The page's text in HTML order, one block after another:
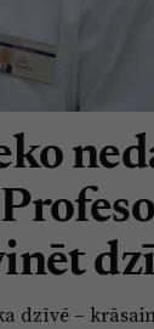
dzīvē –